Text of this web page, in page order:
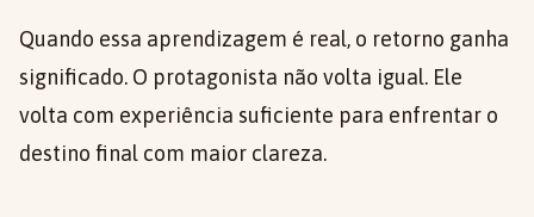
Quando essa aprendizagem é real, o retorno ganha
significado. O protagonista não volta igual. Ele
volta com experiência suficiente para enfrentar o
destino final com maior clareza.